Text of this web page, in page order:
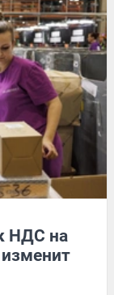
НДС на